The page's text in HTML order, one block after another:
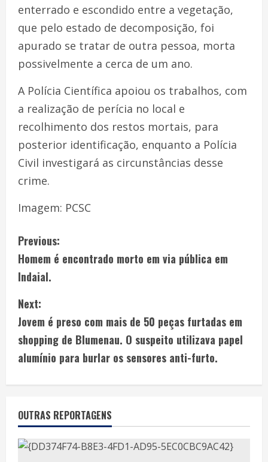
enterrado e escondido entre a vegetação,
que pelo estado de decomposição, foi
apurado se tratar de outra pessoa, morta
possivelmente a cerca de um ano.
A Polícia Científica apoiou os trabalhos, com
a realização de perícia no local e
recolhimento dos restos mortais, para
posterior identificação, enquanto a Polícia
Civil investigará as circunstâncias desse
crime.
Imagem: PCSC
Previous:
Homem é encontrado morto em via pública em
Indaial.
Next:
Jovem é preso com mais de 50 peças furtadas em
shopping de Blumenau. O suspeito utilizava papel
alumínio para burlar os sensores anti-furto.
OUTRAS REPORTAGENS